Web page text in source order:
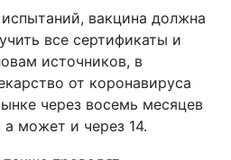
вакцина должна
все сертификаты и
источников, в
от коронавируса
через восемь месяцев
может и через 14.